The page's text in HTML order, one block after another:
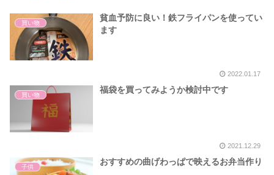
買い物
貧血予防に良い！鉄フライパンを使ってい
ます
2022.01.17
買い物
福袋を買ってみようか検討中です
2021.12.29
子供
おすすめの曲げわっぱで映えるお弁当作り